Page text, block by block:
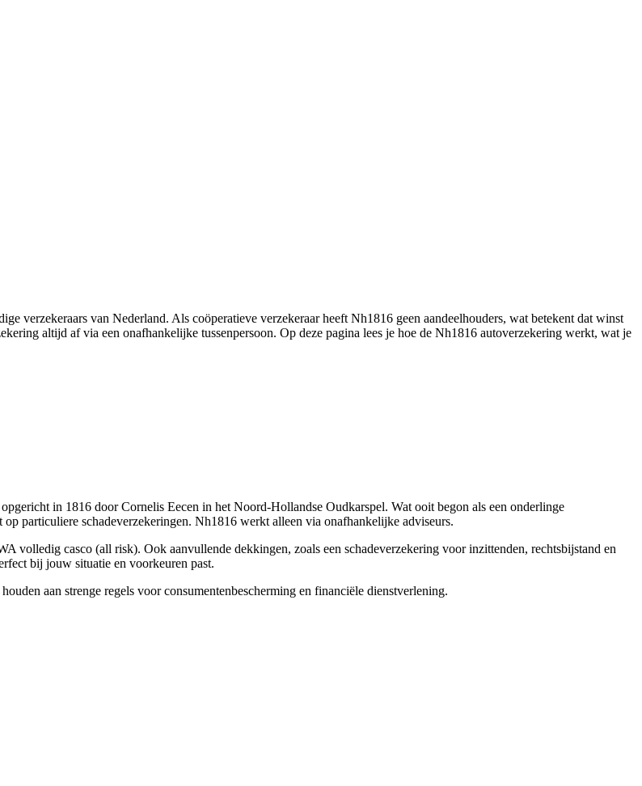
verzekeraars van Nederland. Als coöperatieve verzekeraar heeft Nh1816 geen aandeelhouders, wat betekent dat winst
altijd af via een onafhankelijke tussenpersoon. Op deze pagina lees je hoe de Nh1816 autoverzekering werkt, wat je
in 1816 door Cornelis Eecen in het Noord-Hollandse Oudkarspel. Wat ooit begon als een onderlinge
particuliere schadeverzekeringen. Nh1816 werkt alleen via onafhankelijke adviseurs.
volledig casco (all risk). Ook aanvullende dekkingen, zoals een schadeverzekering voor inzittenden, rechtsbijstand en
bij jouw situatie en voorkeuren past.
aan strenge regels voor consumentenbescherming en financiële dienstverlening.